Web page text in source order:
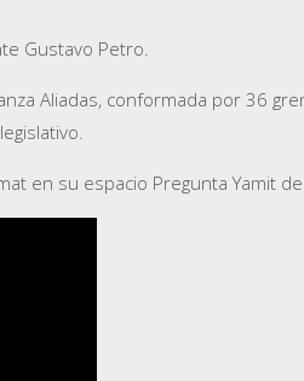
Gustavo Petro.
Aliadas, conformada por 36
en su espacio Pregunta Yamit